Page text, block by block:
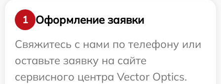
1
Оформление заявки
Свяжитесь с нами по телефону или
оставьте заявку на сайте
сервисного центра Vector Optics.